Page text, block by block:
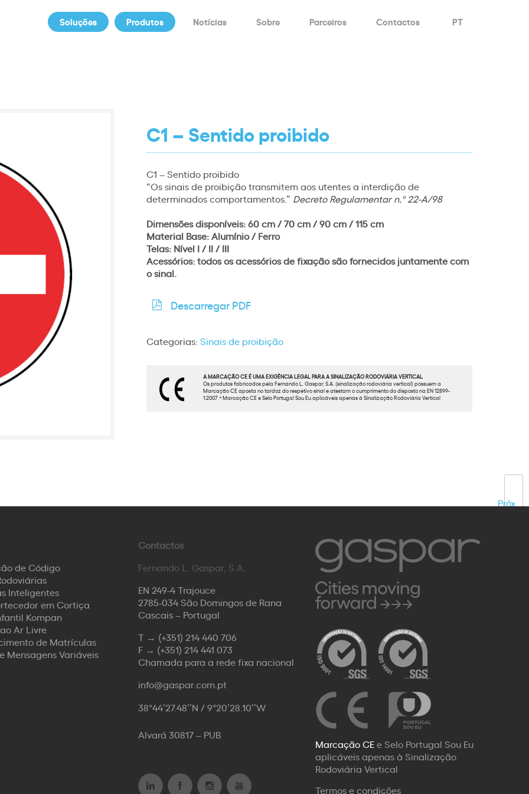
Soluções Produtos Notícias Sobre Parceiros Contactos PT
Próx.
C1 – Sentido proibido
C1 – Sentido proibido
“Os sinais de proibição transmitem aos utentes a interdição de
determinados comportamentos.” Decreto Regulamentar n.º 22-A/98
Dimensões disponíveis: 60 cm / 70 cm / 90 cm / 115 cm
Material Base: Alumínio / Ferro
Telas: Nível I / II / III
Acessórios: todos os acessórios de fixação são fornecidos juntamente com
o sinal.
Descarregar PDF
Categorias: Sinais de proibição
A MARCAÇÃO CE É UMA EXIGÊNCIA LEGAL PARA A SINALIZAÇÃO RODOVIÁRIA VERTICAL
Os produtos fabricados pela Fernando L. Gaspar, S.A. (sinalização rodoviária vertical) possuem a
Marcação CE aposta no tardoz do respetivo sinal e atestam o cumprimento do disposto na EN 12899-
1:2007 * Marcação CE e Selo Portugal Sou Eu aplicáveis apenas à Sinalização Rodoviária Vertical
de Código
Inteligentes
em Cortiça
Kompan
Ar Livre
de Matrículas
Mensagens Variáveis
Contactos
Fernando L. Gaspar, S.A.
EN 249-4 Trajouce
2785-034 São Domingos de Rana
Cascais – Portugal
T → (+351) 214 440 706
F → (+351) 214 441 073
Chamada para a rede fixa nacional
info@gaspar.com.pt
38°44’27.48’’N / 9°20’28.10’’W
Alvará 30817 – PUB
Marcação CEe Selo Portugal Sou Eu
aplicáveis apenas à Sinalização
Rodoviária Vertical
Termos e condições